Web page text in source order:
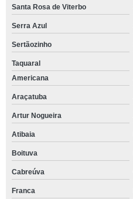
Santa Rosa de Viterbo
Serra Azul
Sertãozinho
Taquaral
Americana
Araçatuba
Artur Nogueira
Atibaia
Boituva
Cabreúva
Franca